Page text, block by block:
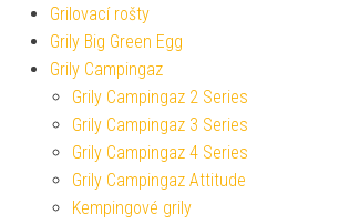
Grilovací rošty
Grily Big Green Egg
Grily Campingaz
Grily Campingaz 2 Series
Grily Campingaz 3 Series
Grily Campingaz 4 Series
Grily Campingaz Attitude
Kempingové grily